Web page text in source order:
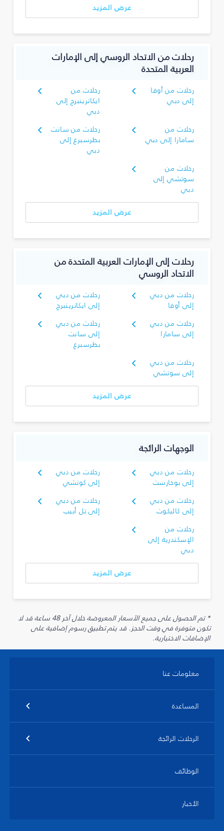
عرض المزيد
رحلات من الاتحاد الروسي إلى الإمارات
العربية المتحدة
رحلات من أوفا
إلى دبي
رحلات من
ايكاترينبرج إلى
دبي
رحلات من
سامارا إلى دبي
رحلات من سانت
بطرسبرغ إلى
دبي
رحلات من
سوتشي إلى
دبي
عرض المزيد
رحلات إلى الإمارات العربية المتحدة من
الاتحاد الروسي
رحلات من دبي
إلى أوفا
رحلات من دبي
إلى ايكاترينبرج
رحلات من دبي
إلى سامارا
رحلات من دبي
إلى سانت
بطرسبرغ
رحلات من دبي
إلى سوتشي
عرض المزيد
الوجهات الرائجة
رحلات من دبي
إلى بوخارست
رحلات من دبي
إلى كوتشي
رحلات من دبي
إلى كاليكوت
رحلات من دبي
إلى تل أبيب
رحلات من
الإسكندرية إلى
دبي
عرض المزيد
* تم الحصول على جميع الأسعار المعروضة خلال آخر 48 ساعة قد لا
تكون متوفرة في وقت الحجز. قد يتم تطبيق رسوم إضافية على
الإضافات الاختيارية.
معلومات عنا
المساعدة
الرحلات الرائجة
الوظائف
الأخبار